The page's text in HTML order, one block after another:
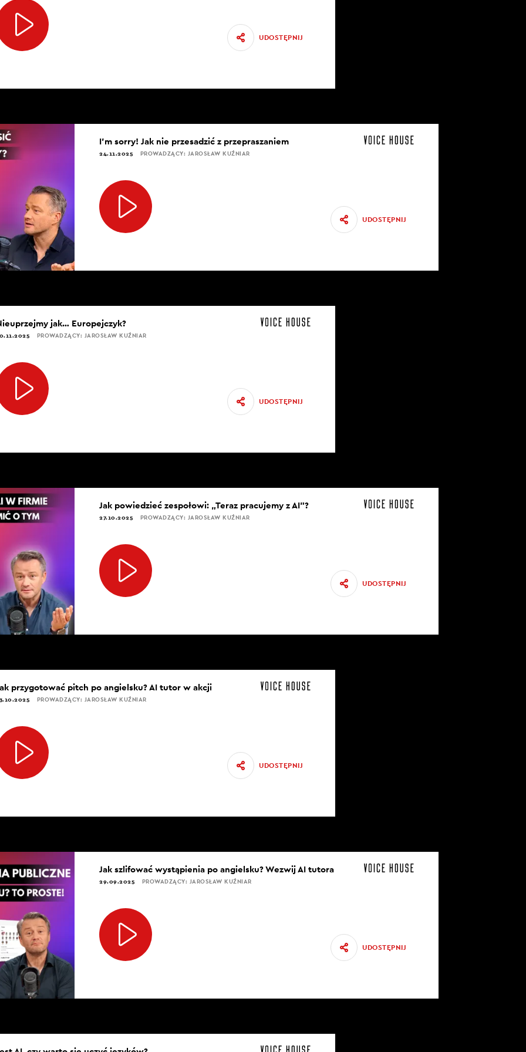
UDOSTĘPNIJ
I’m sorry! Jak nie przesadzić z przepraszaniem
24.11.2025 PROWADZĄCY: JAROSŁAW KUŹNIAR
UDOSTĘPNIJ
jak… Europejczyk?
PROWADZĄCY: JAROSŁAW KUŹNIAR
UDOSTĘPNIJ
Jak powiedzieć zespołowi: „Teraz pracujemy z AI”?
27.10.2025 PROWADZĄCY: JAROSŁAW KUŹNIAR
UDOSTĘPNIJ
przygotować pitch po angielsku? AI tutor w akcji
PROWADZĄCY: JAROSŁAW KUŹNIAR
UDOSTĘPNIJ
Jak szlifować wystąpienia po angielsku? Wezwij AI tutora
29.09.2025 PROWADZĄCY: JAROSŁAW KUŹNIAR
UDOSTĘPNIJ